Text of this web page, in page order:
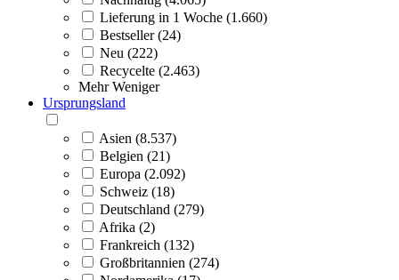
Lieferung in 1 Woche (1.660)
Bestseller (24)
Neu (222)
Recycelte (2.463)
Mehr Weniger
Ursprungsland
Asien (8.537)
Belgien (21)
Europa (2.092)
Schweiz (18)
Deutschland (279)
Afrika (2)
Frankreich (132)
Großbritannien (274)